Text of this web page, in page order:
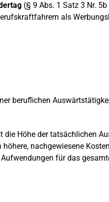
(§ 9 Abs. 1 Satz 3 Nr. 5b
als
beruflichen
Höhe der tatsächlichen
nachgewiesene
für das